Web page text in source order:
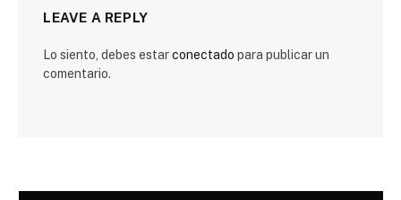
LEAVE A REPLY
Lo siento, debes estarconectado para publicar un
comentario.